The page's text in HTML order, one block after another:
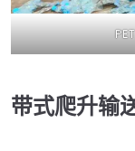
带式爬升输